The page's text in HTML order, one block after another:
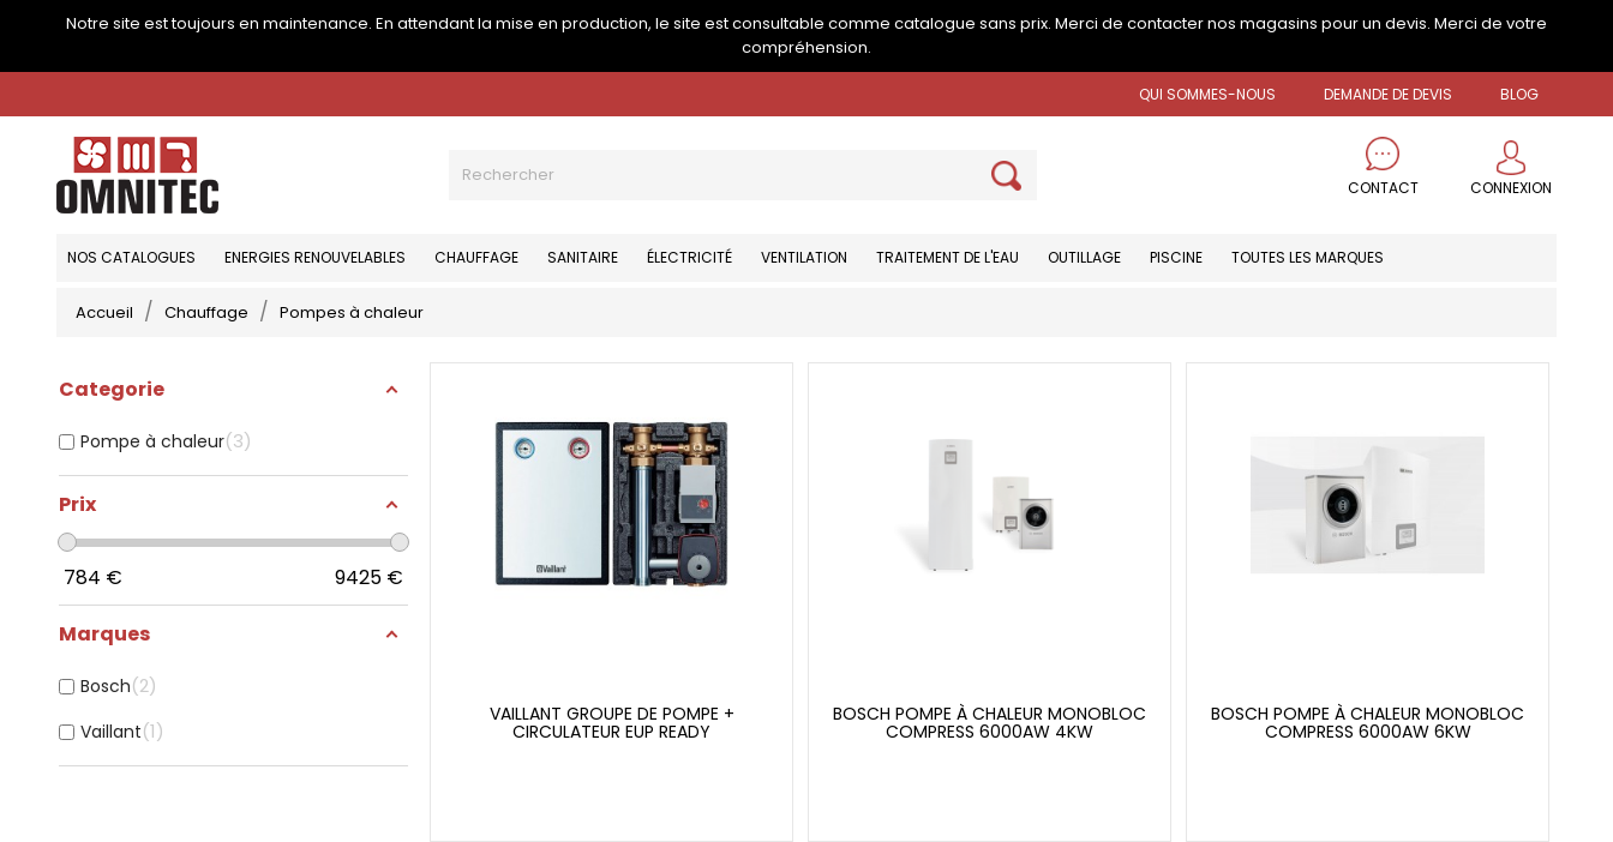
Notre site est toujours en maintenance. En attendant la mise en production, le site est consultable comme catalogue sans prix. Merci de contacter nos magasins pour un devis. Merci de votre
compréhension.
QUI SOMMES-NOUS DEMANDE DE DEVIS BLOG
CONTACT CONNEXION
NOS CATALOGUES ENERGIES RENOUVELABLES CHAUFFAGE SANITAIRE ÉLECTRICITÉ VENTILATION TRAITEMENT DE L'EAU OUTILLAGE PISCINE TOUTES LES MARQUES
Accueil Chauffage Pompes à chaleur
Categorie
Pompe à chaleur 3
Prix
784 € 9425 €
Marques
Bosch 2
Vaillant 1
VAILLANT GROUPE DE POMPE +
CIRCULATEUR EUP READY
BOSCH POMPE À CHALEUR MONOBLOC
COMPRESS 6000AW 4KW
BOSCH POMPE À CHALEUR MONOBLOC
COMPRESS 6000AW 6KW